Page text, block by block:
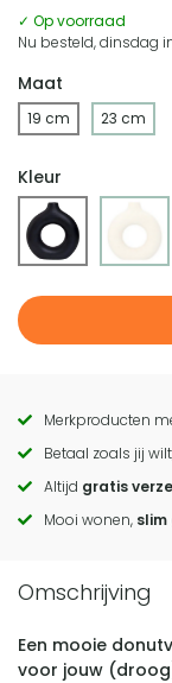
✓ Op voorraad
Nu besteld, dinsdag
Maat
19 cm 23 cm
Kleur
Call
to
actions
Merkproducten
Betaal zoals jij
Altijd gratis
Mooi wonen, slim
Een mooie
voor jouw